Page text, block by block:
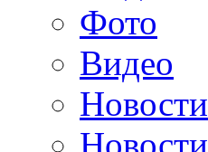
Фото
Видео
Новости